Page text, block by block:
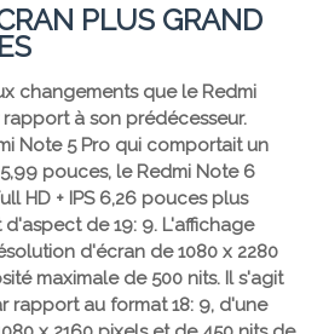
PLUS GRAND
changements que le Redmi
à son prédécesseur.
Note 5 Pro qui comportait un
pouces, le Redmi Note 6
HD + IPS 6,26 pouces plus
de 19: 9. L'affichage
d'écran de 1080 x 2280
maximale de 500 nits. Il s'agit
rapport au format 18: 9, d'une